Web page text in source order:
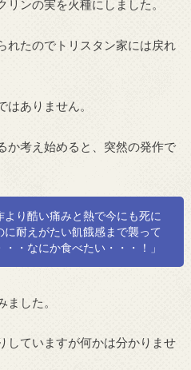
ンの実を火種にしました。
れたのでトリスタン家には戻れ
ありません。
か考え始めると、突然の発作で
より酷い痛みと熱で今にも死に
に耐えがたい飢餓感まで襲って
・なにか食べたい・・・！」
した。
していますが何かは分かりませ